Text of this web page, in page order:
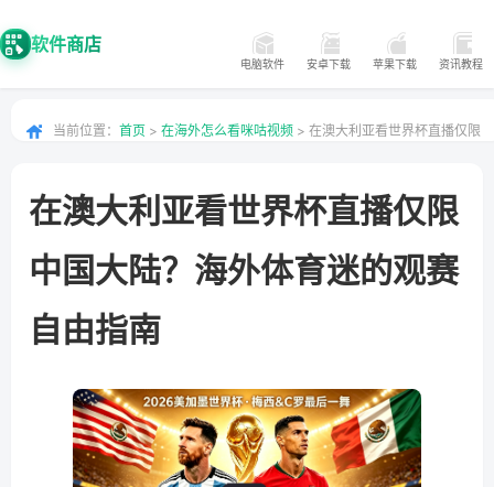
软件商店
电脑软件 安卓下载 苹果下载 资讯教程
当前位置： 首页 > 在海外怎么看咪咕视频 > 在澳大利亚看世界杯直播仅限
在澳大利亚看世界杯直播仅限
中国大陆？海外体育迷的观赛
自由指南